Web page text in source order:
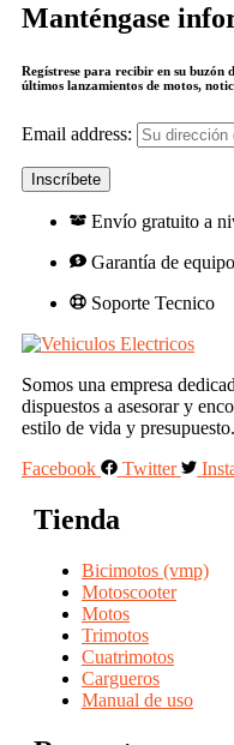
Manténgase
Regístrese para recibir en su buzón
últimos lanzamientos de motos,
Email address:
Envío gratuito a
Garantía de
Soporte Tecnico
Somos una empresa
dispuestos a asesorar y
estilo de vida y presupuesto.
Facebook
Twitter
Tienda
Bicimotos (vmp)
Motoscooter
Motos
Trimotos
Cuatrimotos
Cargueros
Manual de uso